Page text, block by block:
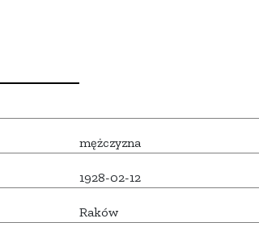
mężczyzna
1928-02-12
Raków